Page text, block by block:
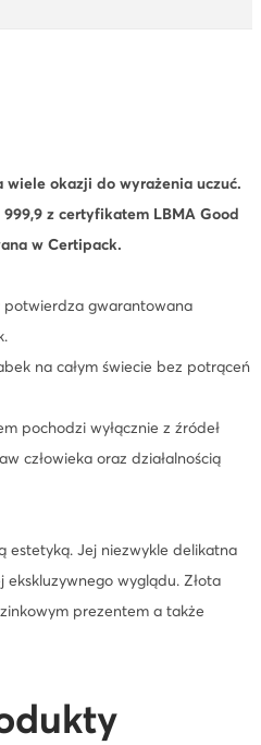
okazji do wyrażenia uczuć.
z certyfikatem LBMA Good
w Certipack.
gwarantowana
na całym świecie bez potrąceń
pochodzi wyłącznie z źródeł
człowieka oraz działalnością
estetyką. Jej niezwykle delikatna
wyglądu. Złota
prezentem a także